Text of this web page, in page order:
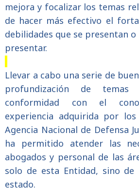
mejora y focalizar los temas
de hacer más efectivo el
debilidades que se presentan
presentar.
Llevar a cabo una serie de
profundización de temas
conformidad con el
experiencia adquirida por
Agencia Nacional de Defensa
ha permitido atender las
abogados y personal de las
solo de esta Entidad, sino de
estado.